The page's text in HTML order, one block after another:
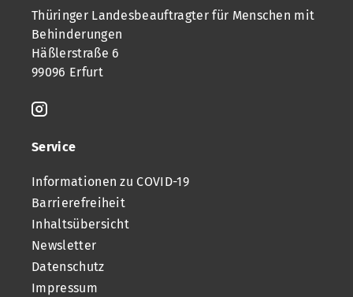
Thüringer Landesbeauftragter für Menschen mit
Behinderungen
Häßlerstraße 6
99096 Erfurt
Service
Informationen zu COVID-19
Barrierefreiheit
Inhaltsübersicht
Newsletter
Datenschutz
Impressum